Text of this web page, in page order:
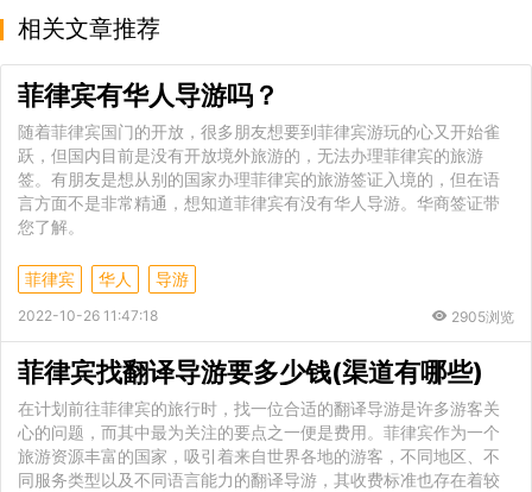
相关文章推荐
菲律宾有华人导游吗？
随着菲律宾国门的开放，很多朋友想要到菲律宾游玩的心又开始雀
跃，但国内目前是没有开放境外旅游的，无法办理菲律宾的旅游
签。有朋友是想从别的国家办理菲律宾的旅游签证入境的，但在语
言方面不是非常精通，想知道菲律宾有没有华人导游。华商签证带
您了解。
菲律宾 华人 导游
2022-10-26 11:47:18 2905浏览
菲律宾找翻译导游要多少钱(渠道有哪些)
在计划前往菲律宾的旅行时，找一位合适的翻译导游是许多游客关
心的问题，而其中最为关注的要点之一便是费用。菲律宾作为一个
旅游资源丰富的国家，吸引着来自世界各地的游客，不同地区、不
同服务类型以及不同语言能力的翻译导游，其收费标准也存在着较